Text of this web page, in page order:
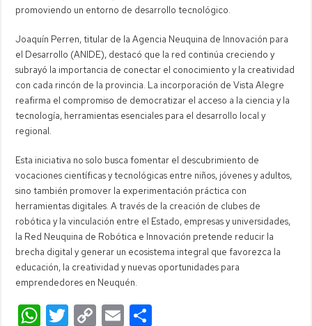
promoviendo un entorno de desarrollo tecnológico.
Joaquín Perren, titular de la Agencia Neuquina de Innovación para
el Desarrollo (ANIDE), destacó que la red continúa creciendo y
subrayó la importancia de conectar el conocimiento y la creatividad
con cada rincón de la provincia. La incorporación de Vista Alegre
reafirma el compromiso de democratizar el acceso a la ciencia y la
tecnología, herramientas esenciales para el desarrollo local y
regional.
Esta iniciativa no solo busca fomentar el descubrimiento de
vocaciones científicas y tecnológicas entre niños, jóvenes y adultos,
sino también promover la experimentación práctica con
herramientas digitales. A través de la creación de clubes de
robótica y la vinculación entre el Estado, empresas y universidades,
la Red Neuquina de Robótica e Innovación pretende reducir la
brecha digital y generar un ecosistema integral que favorezca la
educación, la creatividad y nuevas oportunidades para
emprendedores en Neuquén.
W T C E